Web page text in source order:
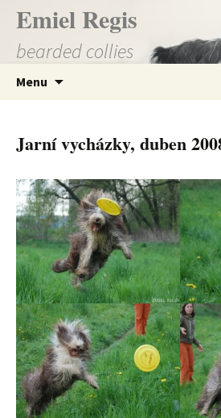
Přejít
obsahu
Emiel Regis
bearded collies
Menu
Jarní vycházky, duben